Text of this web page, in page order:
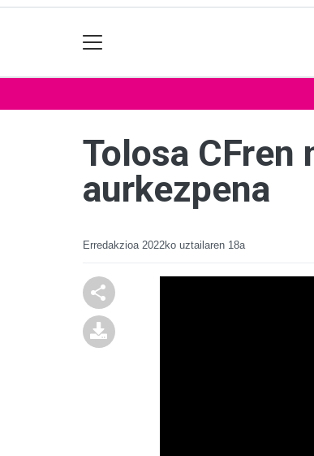
Tolosa CFren
aurkezpena
Erredakzioa 2022ko uztailaren 18a